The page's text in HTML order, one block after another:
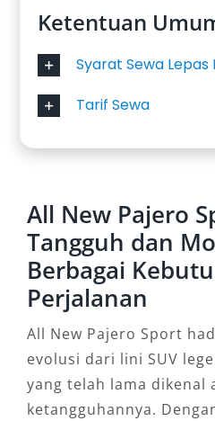
Ketentuan
Syarat Sewa Lepas
Tarif Sewa
All New Pajero
Tangguh dan
Berbagai
Perjalanan
All New Pajero Sport
evolusi dari lini SUV
yang telah lama dikenal
ketangguhannya.